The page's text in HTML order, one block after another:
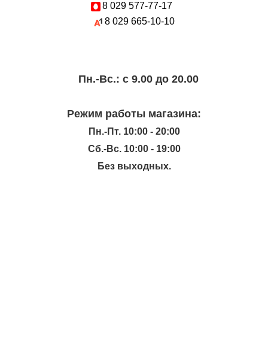
8 029 577-77-17
8 029 665-10-10
Пн.-Вc.: с 9.00 до 20.00
Режим работы магазина:
Пн.-Пт. 10:00 - 20:00
Сб.-Вс. 10:00 - 19:00
Без выходных.